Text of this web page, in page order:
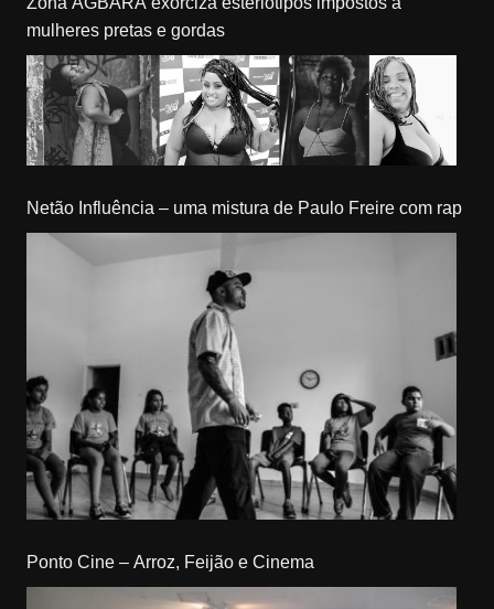
mulheres pretas e gordas
Netão Influência – uma mistura de Paulo Freire com rap
Ponto Cine – Arroz, Feijão e Cinema